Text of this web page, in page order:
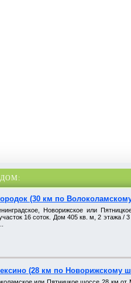
(30 км по
Новорижское или
16 соток. Дом 405 кв. м, 2 этажа
(28 км по Новорижскому